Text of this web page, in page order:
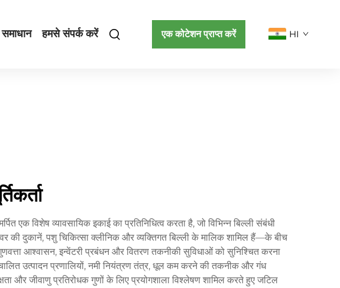
समाधान हमसे संपर्क करें एक कोटेशन प्राप्त करें HI
एक विशेष व्यावसायिक इकाई का प्रतिनिधित्व करता है, जो विभिन्न बिल्ली संबंधी
दुकानें, पशु चिकित्सा क्लीनिक और व्यक्तिगत बिल्ली के मालिक शामिल हैं—के बीच
आश्वासन, इन्वेंटरी प्रबंधन और वितरण तकनीकी सुविधाओं को सुनिश्चित करना
उत्पादन प्रणालियों, नमी नियंत्रण तंत्र, धूल कम करने की तकनीक और गंध
और जीवाणु प्रतिरोधक गुणों के लिए प्रयोगशाला विश्लेषण शामिल करते हुए जटिल